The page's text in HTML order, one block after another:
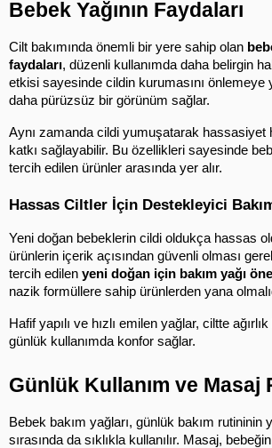
Bebek Yağının Faydaları
Cilt bakımında önemli bir yere sahip olan
faydaları, düzenli kullanımda daha belirgin
etkisi sayesinde cildin kurumasını önlemeye
daha pürüzsüz bir görünüm sağlar.
Aynı zamanda cildi yumuşatarak hassasiyet
katkı sağlayabilir. Bu özellikleri sayesinde
tercih edilen ürünler arasında yer alır.
Hassas Ciltler İçin Destekleyici
Yeni doğan bebeklerin cildi oldukça hassas
ürünlerin içerik açısından güvenli olması
tercih edilen yeni doğan için bakım yağı
nazik formüllere sahip ürünlerden yana
Hafif yapılı ve hızlı emilen yağlar, ciltte
günlük kullanımda konfor sağlar.
Günlük Kullanım ve Masaj
Bebek bakım yağları, günlük bakım rutininin
sırasında da sıklıkla kullanılır. Masaj,